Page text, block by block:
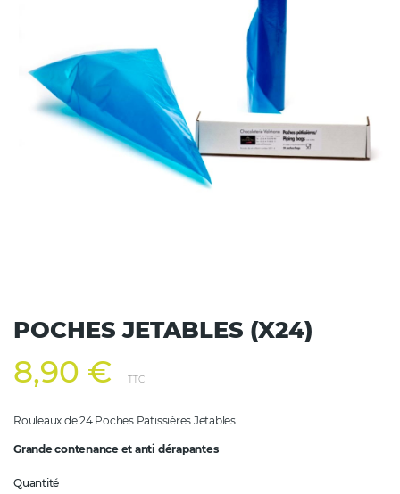
POCHES JETABLES (X24)
8,90 € TTC
Rouleaux de 24 Poches Patissières Jetables.
Grande contenance et anti dérapantes
Quantité